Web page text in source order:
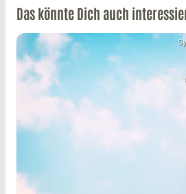
Das könnte Dich auch